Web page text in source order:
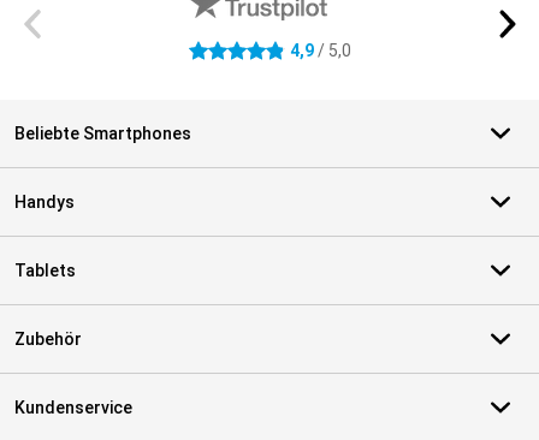
4.9 Sterne 4,9/ 5,0
Beliebte Smartphones
Handys
Tablets
Zubehör
Kundenservice